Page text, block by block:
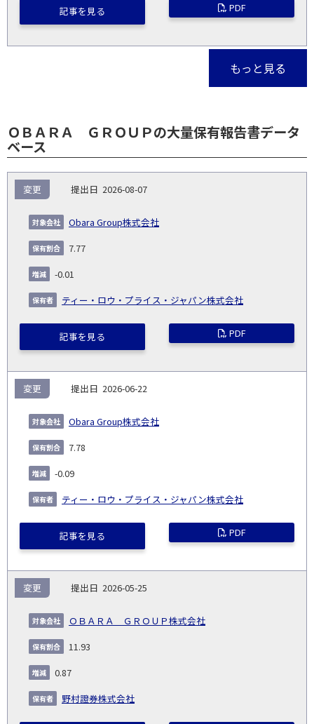
記事を見る PDF
もっと見る
ＯＢＡＲＡ ＧＲＯＵＰの大量保有報告書データ
ベース
NO.
告
義
務
発
生
日
出
コー
象
業
2026-08-07
Obara Group株式会社
変更
7.77
-0.01
ティー・ロウ・プライス・ジャパン株式会社
記事を見る PDF
2026-06-22
Obara Group株式会社
変更
7.78
-0.09
ティー・ロウ・プライス・ジャパン株式会社
記事を見る PDF
2026-05-25
ＯＢＡＲＡ ＧＲＯＵＰ株式会社
変更
11.93
0.87
野村證券株式会社